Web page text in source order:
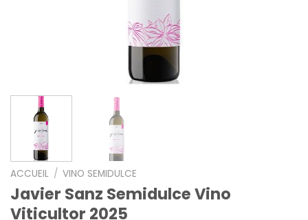
ACCUEIL / VINO SEMIDULCE
Javier Sanz Semidulce Vino
Viticultor 2025